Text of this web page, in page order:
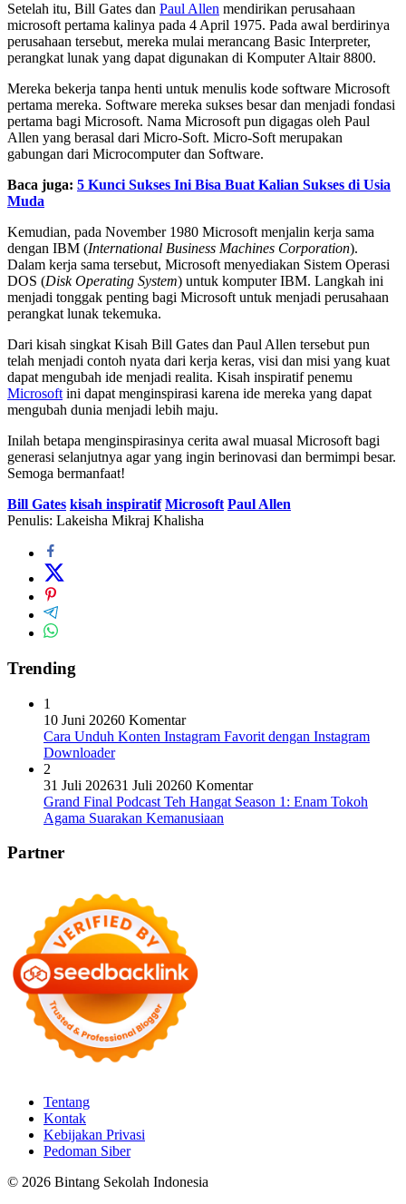
Setelah itu, Bill Gates dan Paul Allen mendirikan perusahaan
microsoft pertama kalinya pada 4 April 1975. Pada awal berdirinya
perusahaan tersebut, mereka mulai merancang Basic Interpreter,
perangkat lunak yang dapat digunakan di Komputer Altair 8800.
Mereka bekerja tanpa henti untuk menulis kode software Microsoft
pertama mereka. Software mereka sukses besar dan menjadi fondasi
pertama bagi Microsoft. Nama Microsoft pun digagas oleh Paul
Allen yang berasal dari Micro-Soft. Micro-Soft merupakan
gabungan dari Microcomputer dan Software.
Baca juga: 5 Kunci Sukses Ini Bisa Buat Kalian Sukses di Usia
Muda
Kemudian, pada November 1980 Microsoft menjalin kerja sama
dengan IBM (International Business Machines Corporation).
Dalam kerja sama tersebut, Microsoft menyediakan Sistem Operasi
DOS (Disk Operating System) untuk komputer IBM. Langkah ini
menjadi tonggak penting bagi Microsoft untuk menjadi perusahaan
perangkat lunak tekemuka.
Dari kisah singkat Kisah Bill Gates dan Paul Allen tersebut pun
telah menjadi contoh nyata dari kerja keras, visi dan misi yang kuat
dapat mengubah ide menjadi realita. Kisah inspiratif penemu
Microsoft ini dapat menginspirasi karena ide mereka yang dapat
mengubah dunia menjadi lebih maju.
Inilah betapa menginspirasinya cerita awal muasal Microsoft bagi
generasi selanjutnya agar yang ingin berinovasi dan bermimpi besar.
Semoga bermanfaat!
Bill Gates kisah inspiratif Microsoft Paul Allen
Penulis: Lakeisha Mikraj Khalisha
Trending
1
10 Juni 20260 Komentar
Cara Unduh Konten Instagram Favorit dengan Instagram
Downloader
2
31 Juli 202631 Juli 20260 Komentar
Grand Final Podcast Teh Hangat Season 1: Enam Tokoh
Agama Suarakan Kemanusiaan
Partner
Tentang
Kontak
Kebijakan Privasi
Pedoman Siber
© 2026 Bintang Sekolah Indonesia